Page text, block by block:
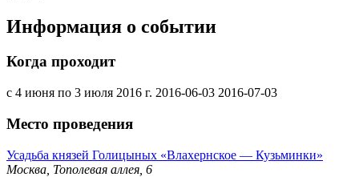
Информация о событии
Когда проходит
с 4 июня по 3 июля 2016 г. 2016-06-03 2016-07-03
Место проведения
Усадьба князей Голицыных «Влахернское — Кузьминки»
Москва, Тополевая аллея, 6